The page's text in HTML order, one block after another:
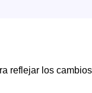
reflejar los